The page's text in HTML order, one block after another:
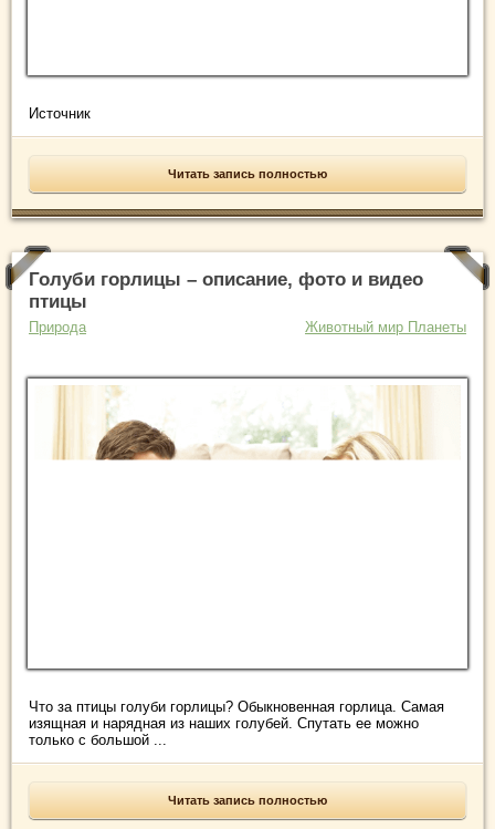
Источник
Читать запись полностью
Голуби горлицы – описание, фото и видео
птицы
Природа Животный мир Планеты
Что за птицы голуби горлицы? Обыкновенная горлица. Самая
изящная и нарядная из наших голубей. Спутать ее можно
только с большой ...
Читать запись полностью